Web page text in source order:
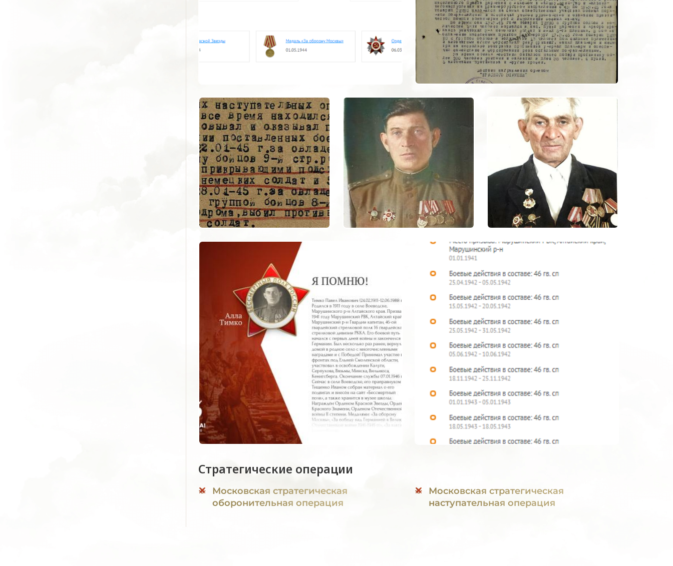
Стратегические операции
Московская стратегическая
оборонительная операция
Московская стратегическая
наступательная операция